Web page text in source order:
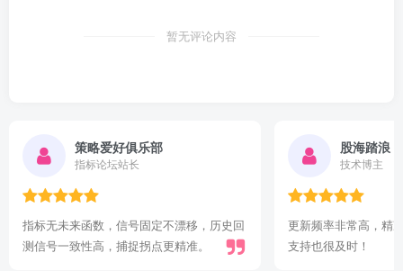
暂无评论内容
股海踏浪
技术博主
更新频率非常高，精准复盘有据可依，技术
支持也很及时！
指标爱好者
指标很好！有参考价